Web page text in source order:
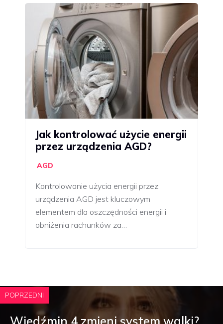
Jak kontrolować użycie energii
przez urządzenia AGD?
AGD
Kontrolowanie użycia energii przez
urządzenia AGD jest kluczowym
elementem dla oszczędności energii i
obniżenia rachunków za…
POPRZEDNI
Wiedźmin 4 zmieni system walki?